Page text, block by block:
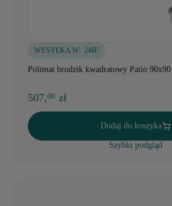
WYSYŁKA W: 24H!
Polimat brodzik kwadratowy Patio
507,00 zł
Dodaj do koszyka
Szybki podgląd